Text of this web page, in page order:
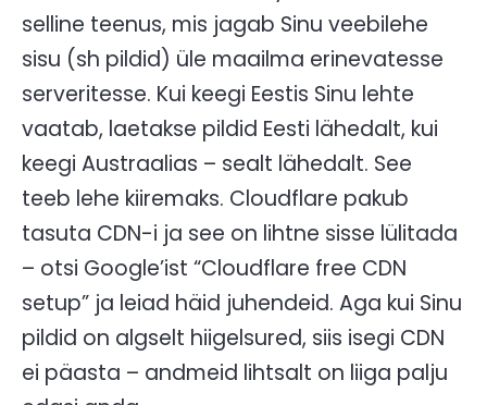
selline teenus, mis jagab Sinu veebilehe
sisu (sh pildid) üle maailma erinevatesse
serveritesse. Kui keegi Eestis Sinu lehte
vaatab, laetakse pildid Eesti lähedalt, kui
keegi Austraalias – sealt lähedalt. See
teeb lehe kiiremaks. Cloudflare pakub
tasuta CDN-i ja see on lihtne sisse lülitada
– otsi Google’ist “Cloudflare free CDN
setup” ja leiad häid juhendeid. Aga kui Sinu
pildid on algselt hiigelsured, siis isegi CDN
ei päasta – andmeid lihtsalt on liiga palju